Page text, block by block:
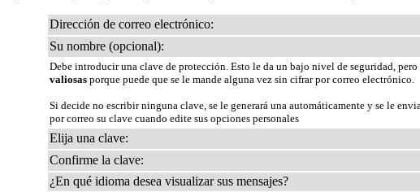
Dirección de correo electrónico:
Su nombre (opcional):
Debe introducir una clave de protección. Esto le da un bajo nivel de seguridad,
valiosas porque puede que se le mande alguna vez sin cifrar por correo electrónico.
Si decide no escribir ninguna clave, se le generará una automáticamente y se le
por correo su clave cuando edite sus opciones personales
Elija una clave:
Confirme la clave:
¿En qué idioma desea visualizar sus mensajes?